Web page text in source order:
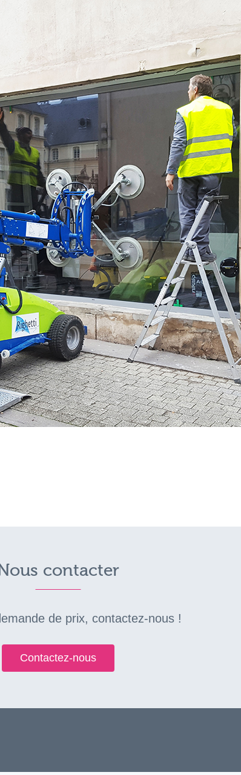
contacter
de prix, contactez-nous !
Contactez-nous